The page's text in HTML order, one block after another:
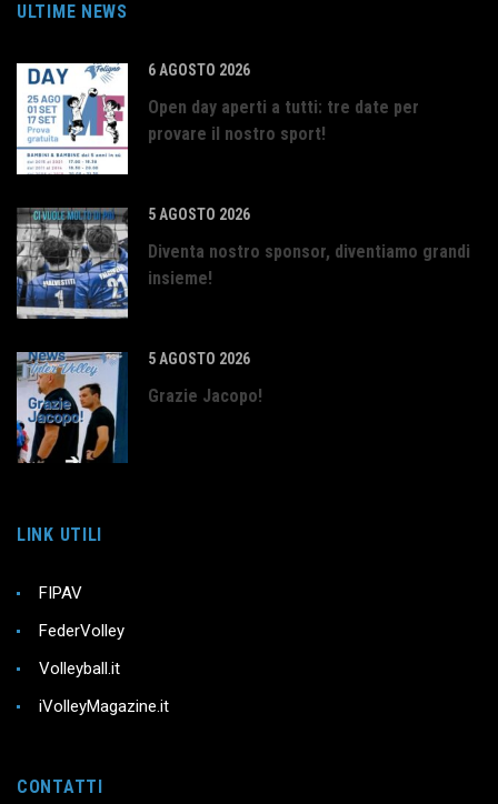
ULTIME NEWS
6 AGOSTO 2026
Open day aperti a tutti: tre date per
provare il nostro sport!
5 AGOSTO 2026
Diventa nostro sponsor, diventiamo grandi
insieme!
5 AGOSTO 2026
Grazie Jacopo!
LINK UTILI
FIPAV
FederVolley
Volleyball.it
iVolleyMagazine.it
CONTATTI